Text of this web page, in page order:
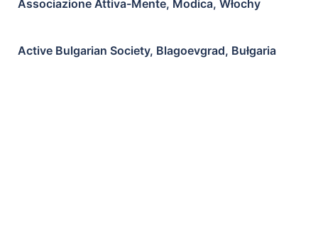
Associazione Attiva-Mente, Modica, Włochy
Active Bulgarian Society, Blagoevgrad, Bułgaria